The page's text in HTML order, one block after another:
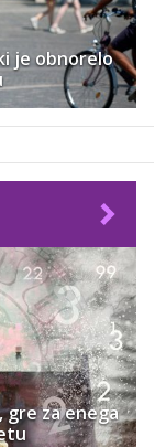
je obnorelo
gre za enega